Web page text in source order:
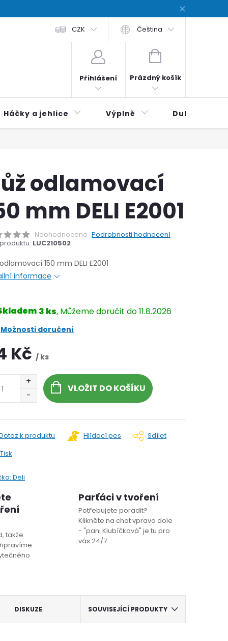
podmínky Zásady ochrana osobních údajů / Privacy
CZK Čeština
Přihlášení
NÁKUPNÍ
Prázdný košík
Háčky a jehlice Výplně Duhová
odlamovací
mm DELI E2001
Neohodnoceno Podrobnosti hodnocení
LUC210502
150 mm DELI E2001
informace
3 ks 11.8.2026
Možnosti doručení
Kč / ks
VLOŽIT DO KOŠÍKU
Tisk
k produktu Hlídací pes Sdílet
Deli
takže
Parťáci v tvoření
Potřebujete poradit?
Klikněte na chat vpravo dole
- "pani Klubíčková" je tu pro
vás 24/7.
DISKUZE SOUVISEJÍCÍ PRODUKTY